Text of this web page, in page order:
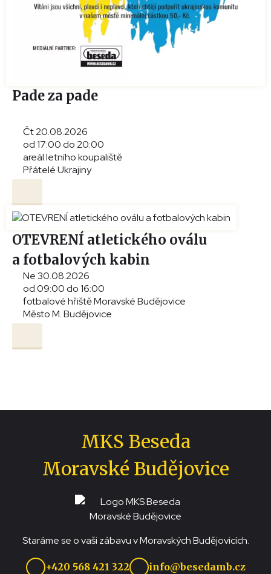
Pade za pade
Čt 20.08.2026
od 17:00 do 20:00
areál letního koupaliště
Přátelé Ukrajiny
OTEVRENÍ atletického oválu
a fotbalových kabin
Ne 30.08.2026
od 09:00 do 16:00
fotbalové hřiště Moravské Budějovice
Město M. Budějovice
MKS Beseda
Moravské Budějovice
Staráme se o vaši zábavu v Moravských Budějovicích.
+420 568 421 322 info@besedamb.cz